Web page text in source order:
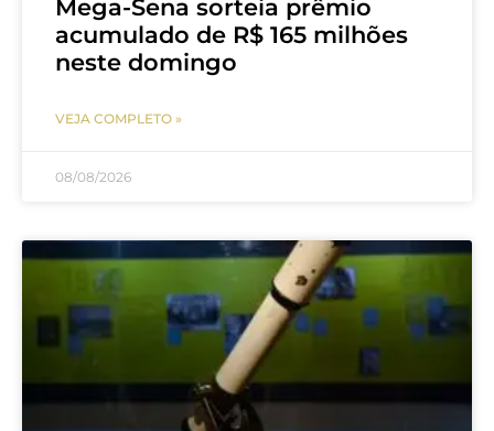
Mega-Sena sorteia prêmio
acumulado de R$ 165 milhões
neste domingo
VEJA COMPLETO »
08/08/2026